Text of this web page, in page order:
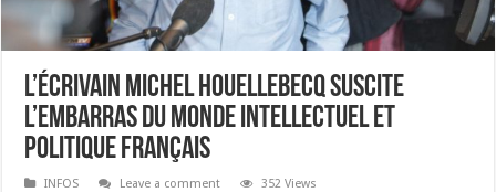
L’écrivain Michel Houellebecq suscite
l’embarras du monde intellectuel et
politique français
INFOS Leave a comment 352 Views